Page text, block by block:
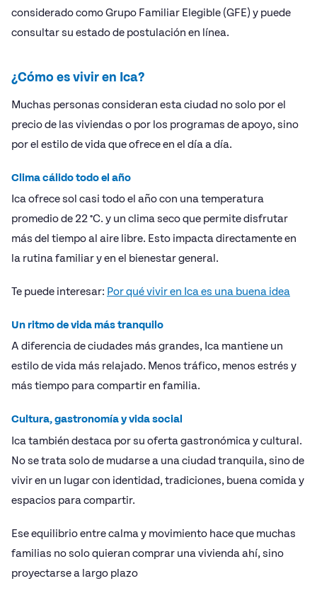
considerado como Grupo Familiar Elegible (GFE) y puede
consultar su estado de postulación en línea.
¿Cómo es vivir en Ica?
Muchas personas consideran esta ciudad no solo por el
precio de las viviendas o por los programas de apoyo, sino
por el estilo de vida que ofrece en el día a día.
Clima cálido todo el año
Ica ofrece sol casi todo el año con una temperatura
promedio de 22 °C. y un clima seco que permite disfrutar
más del tiempo al aire libre. Esto impacta directamente en
la rutina familiar y en el bienestar general.
Te puede interesar: Por qué vivir en Ica es una buena idea
Un ritmo de vida más tranquilo
A diferencia de ciudades más grandes, Ica mantiene un
estilo de vida más relajado. Menos tráfico, menos estrés y
más tiempo para compartir en familia.
Cultura, gastronomía y vida social
Ica también destaca por su oferta gastronómica y cultural.
No se trata solo de mudarse a una ciudad tranquila, sino de
vivir en un lugar con identidad, tradiciones, buena comida y
espacios para compartir.
Ese equilibrio entre calma y movimiento hace que muchas
familias no solo quieran comprar una vivienda ahí, sino
proyectarse a largo plazo